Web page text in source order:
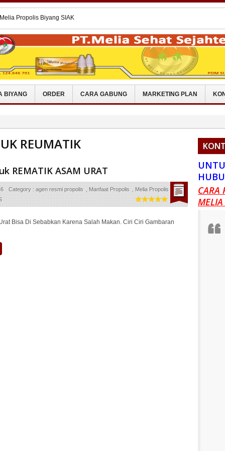
Propolis Biyang SIAK
Propolis Di PURWOREJO
Propolis Biyang MAMBERAMO
Propolis Biyang KAIMANA
Propolis Di PASAMAN BARAT
BIYANG ORDER CARA GABUNG MARKETING PLAN
REUMATIK
REMATIK ASAM URAT
Category :agen resmi propolis ,Manfaat Propolis ,Melia Propolis
melia
Bisa Di Sebabkan Karena Salah Makan. Ciri Ciri Gambaran
CARA